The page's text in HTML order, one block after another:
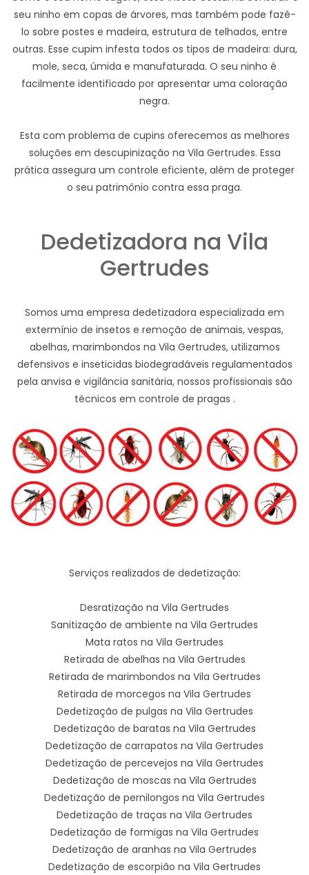
seu ninho em copas de árvores, mas também pode fazê-
lo sobre postes e madeira, estrutura de telhados, entre
outras. Esse cupim infesta todos os tipos de madeira: dura,
mole, seca, úmida e manufaturada. O seu ninho é
facilmente identificado por apresentar uma coloração
negra.
Esta com problema de cupins oferecemos as melhores
soluções em descupinização na Vila Gertrudes. Essa
prática assegura um controle eficiente, além de proteger
o seu patrimônio contra essa praga.
Dedetizadora na Vila
Gertrudes
Somos uma empresa dedetizadora especializada em
extermínio de insetos e remoção de animais, vespas,
abelhas, marimbondos na Vila Gertrudes, utilizamos
defensivos e inseticidas biodegradáveis regulamentados
pela anvisa e vigilância sanitária, nossos profissionais são
técnicos em controle de pragas .
Serviços realizados de dedetização:
Desratização na Vila Gertrudes
Sanitização de ambiente na Vila Gertrudes
Mata ratos na Vila Gertrudes
Retirada de abelhas na Vila Gertrudes
Retirada de marimbondos na Vila Gertrudes
Retirada de morcegos na Vila Gertrudes
Dedetização de pulgas na Vila Gertrudes
Dedetização de baratas na Vila Gertrudes
Dedetização de carrapatos na Vila Gertrudes
Dedetização de percevejos na Vila Gertrudes
Dedetização de moscas na Vila Gertrudes
Dedetização de pernilongos na Vila Gertrudes
Dedetização de traças na Vila Gertrudes
Dedetização de formigas na Vila Gertrudes
Dedetização de aranhas na Vila Gertrudes
Dedetização de escorpião na Vila Gertrudes